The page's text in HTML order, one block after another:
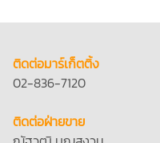
ติดต่อมาร์เก็ตติ้ง
02-836-7120
ติดต่อฝ่ายขาย